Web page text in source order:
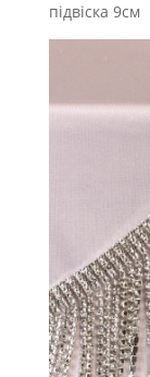
підвіска 9см